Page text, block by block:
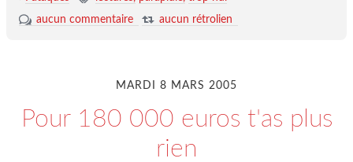
aucun commentaire
aucun rétrolien
MARDI 8 MARS 2005
Pour 180 000 euros t'as plus
rien